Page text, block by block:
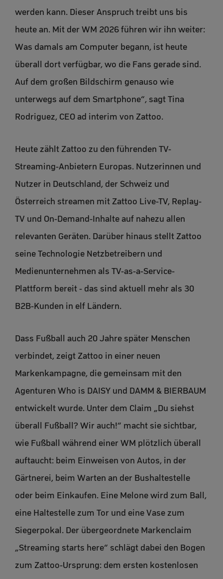
werden kann. Dieser Anspruch treibt uns bis
heute an. Mit der WM 2026 führen wir ihn weiter:
Was damals am Computer begann, ist heute
überall dort verfügbar, wo die Fans gerade sind.
Auf dem großen Bildschirm genauso wie
unterwegs auf dem Smartphone“, sagt Tina
Rodriguez, CEO ad interim von Zattoo.
Heute zählt Zattoo zu den führenden TV-
Streaming-Anbietern Europas. Nutzerinnen und
Nutzer in Deutschland, der Schweiz und
Österreich streamen mit Zattoo Live-TV, Replay-
TV und On-Demand-Inhalte auf nahezu allen
relevanten Geräten. Darüber hinaus stellt Zattoo
seine Technologie Netzbetreibern und
Medienunternehmen als TV-as-a-Service-
Plattform bereit - das sind aktuell mehr als 30
B2B-Kunden in elf Ländern.
Dass Fußball auch 20 Jahre später Menschen
verbindet, zeigt Zattoo in einer neuen
Markenkampagne, die gemeinsam mit den
Agenturen Who is DAISY und DAMM & BIERBAUM
entwickelt wurde. Unter dem Claim „Du siehst
überall Fußball? Wir auch!“ macht sie sichtbar,
wie Fußball während einer WM plötzlich überall
auftaucht: beim Einweisen von Autos, in der
Gärtnerei, beim Warten an der Bushaltestelle
oder beim Einkaufen. Eine Melone wird zum Ball,
eine Haltestelle zum Tor und eine Vase zum
Siegerpokal. Der übergeordnete Markenclaim
„Streaming starts here“ schlägt dabei den Bogen
zum Zattoo-Ursprung: dem ersten kostenlosen